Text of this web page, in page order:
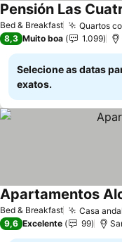
Bed & Breakfast Quartos
Pensión Las
8,3 Muito boa 1.099
Selecione as datas
exatos.
Bed & Breakfast Casa
Apartamentos
9,6 Excelente 99